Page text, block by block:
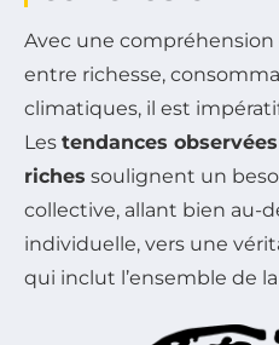
Avec une
entre richesse,
climatiques, il est
Les tendances observées
riches soulignent un
collective, allant bien au-
individuelle, vers une
qui inclut l’ensemble de